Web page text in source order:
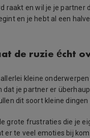
raakt en wil je je partner
en je hebt al een
de ruzie écht
kleine
dat je partner er
dit soort kleine
grote frustraties die je
er te veel emoties bij